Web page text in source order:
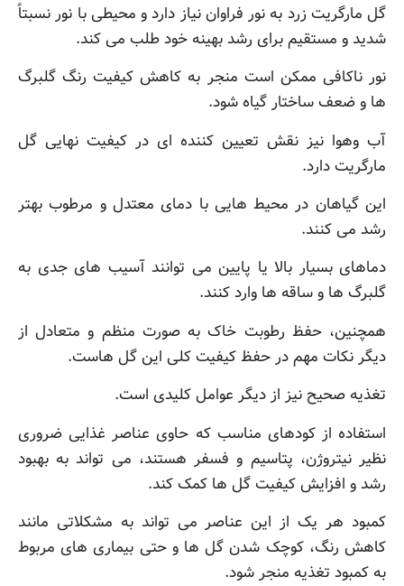
گل مارگریت زرد به نور فراوان نیاز دارد و محیطی با نور نسبتاً
شدید و مستقیم برای رشد بهینه خود طلب می کند.
نور ناکافی ممکن است منجر به کاهش کیفیت رنگ گلبرگ
ها و ضعف ساختار گیاه شود.
آب وهوا نیز نقش تعیین کننده ای در کیفیت نهایی گل
مارگریت دارد.
این گیاهان در محیط هایی با دمای معتدل و مرطوب بهتر
رشد می کنند.
دماهای بسیار بالا یا پایین می توانند آسیب های جدی به
گلبرگ ها و ساقه ها وارد کنند.
همچنین، حفظ رطوبت خاک به صورت منظم و متعادل از
دیگر نکات مهم در حفظ کیفیت کلی این گل هاست.
تغذیه صحیح نیز از دیگر عوامل کلیدی است.
استفاده از کودهای مناسب که حاوی عناصر غذایی ضروری
نظیر نیتروژن، پتاسیم و فسفر هستند، می تواند به بهبود
رشد و افزایش کیفیت گل ها کمک کند.
کمبود هر یک از این عناصر می تواند به مشکلاتی مانند
کاهش رنگ، کوچک شدن گل ها و حتی بیماری های مربوط
به کمبود تغذیه منجر شود.